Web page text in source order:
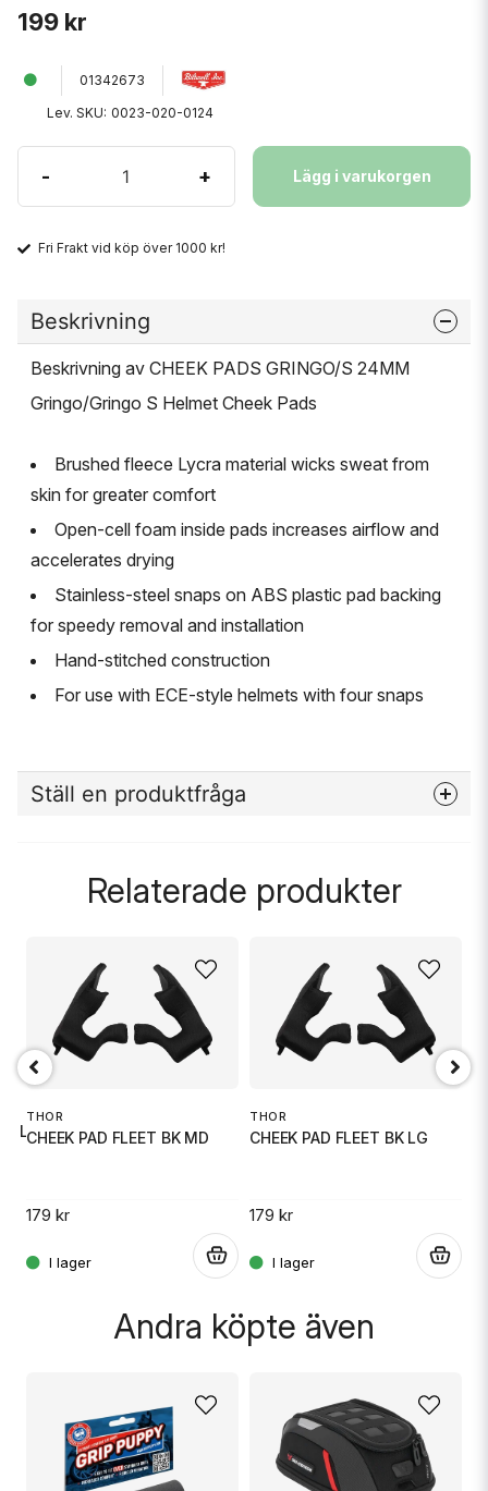
199 kr
01342673
Lev. SKU: 0023-020-0124
- + Lägg i varukorgen
Fri Frakt vid köp över 1000 kr!
Beskrivning
Beskrivning av CHEEK PADS GRINGO/S 24MM
Gringo/Gringo S Helmet Cheek Pads
Brushed fleece Lycra material wicks sweat from
skin for greater comfort
Open-cell foam inside pads increases airflow and
accelerates drying
Stainless-steel snaps on ABS plastic pad backing
for speedy removal and installation
Hand-stitched construction
For use with ECE-style helmets with four snaps
Ställ en produktfråga
Namn
email
Mejladress
Relaterade produkter
LG
THOR
CHEEK PAD FLEET BK MD
179 kr
THOR
CHEEK PAD FLEET BK LG
179 kr
Andra köpte även